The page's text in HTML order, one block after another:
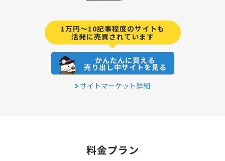
1万円～10記事程度のサイトも
活発に売買されています
かんたんに買える
売り出し中サイトを見る
サイトマーケット詳細
料金プラン